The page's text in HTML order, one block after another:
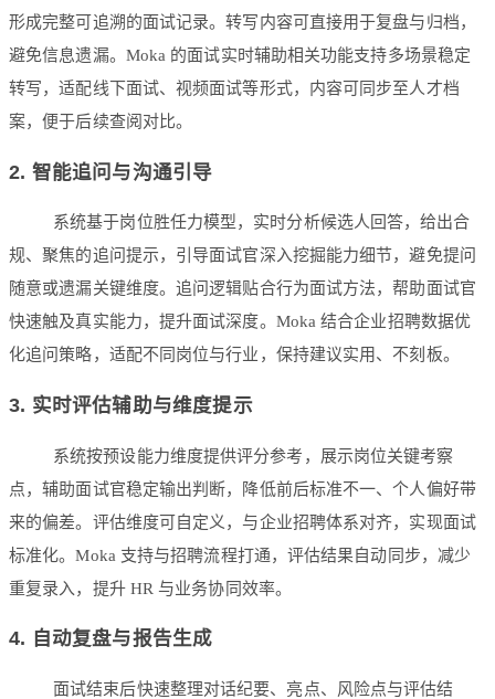
形成完整可追溯的面试记录。转写内容可直接用于复盘与归档，
避免信息遗漏。Moka 的面试实时辅助相关功能支持多场景稳定
转写，适配线下面试、视频面试等形式，内容可同步至人才档
案，便于后续查阅对比。
2. 智能追问与沟通引导
系统基于岗位胜任力模型，实时分析候选人回答，给出合
规、聚焦的追问提示，引导面试官深入挖掘能力细节，避免提问
随意或遗漏关键维度。追问逻辑贴合行为面试方法，帮助面试官
快速触及真实能力，提升面试深度。Moka 结合企业招聘数据优
化追问策略，适配不同岗位与行业，保持建议实用、不刻板。
3. 实时评估辅助与维度提示
系统按预设能力维度提供评分参考，展示岗位关键考察
点，辅助面试官稳定输出判断，降低前后标准不一、个人偏好带
来的偏差。评估维度可自定义，与企业招聘体系对齐，实现面试
标准化。Moka 支持与招聘流程打通，评估结果自动同步，减少
重复录入，提升 HR 与业务协同效率。
4. 自动复盘与报告生成
面试结束后快速整理对话纪要、亮点、风险点与评估结